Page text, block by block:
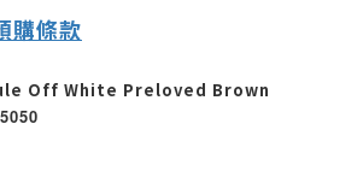
購條款
Off White Preloved Brown